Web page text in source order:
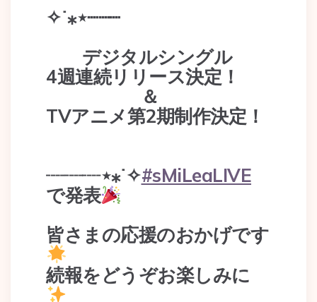
✧˙⁎⋆┈┈┈
デジタルシングル
4週連続リリース決定！
＆
TVアニメ第2期制作決定！
┈┈┈⋆⁎˙✧#sMiLeaLIVE
で発表
皆さまの応援のおかげです
続報をどうぞお楽しみに